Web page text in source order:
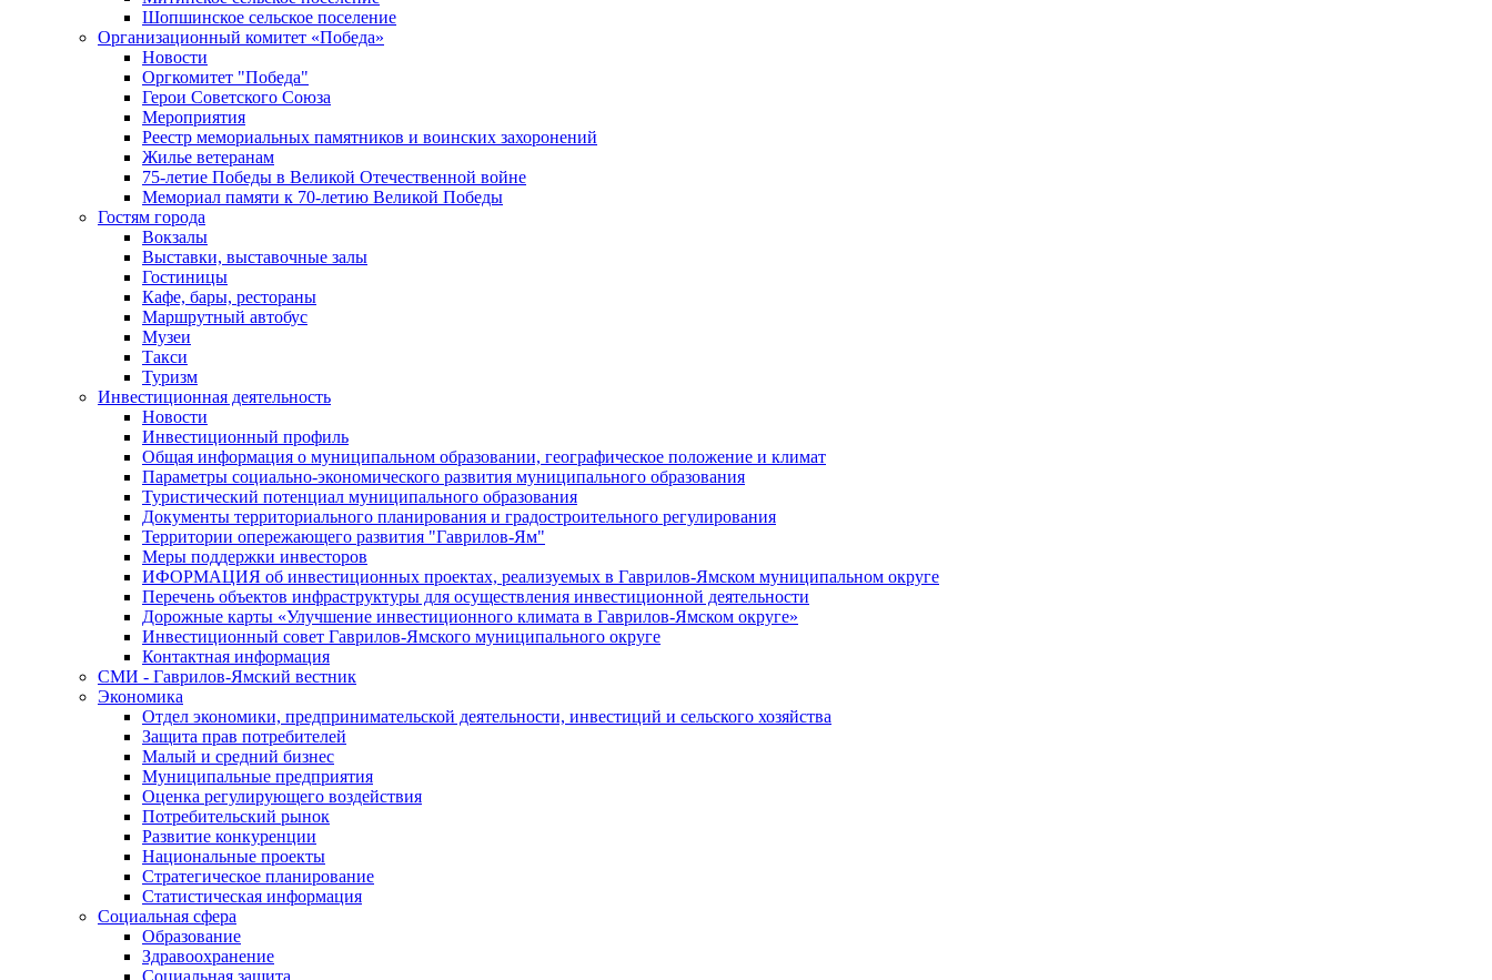
Шопшинское сельское поселение
Организационный комитет «Победа»
Новости
Оргкомитет "Победа"
Герои Советского Союза
Мероприятия
Реестр мемориальных памятников и воинских захоронений
Жилье ветеранам
75-летие Победы в Великой Отечественной войне
Мемориал памяти к 70-летию Великой Победы
Гостям города
Вокзалы
Выставки, выставочные залы
Гостиницы
Кафе, бары, рестораны
Маршрутный автобус
Музеи
Такси
Туризм
Инвестиционная деятельность
Новости
Инвестиционный профиль
Общая информация о муниципальном образовании, географическое положение и климат
Параметры социально-экономического развития муниципального образования
Туристический потенциал муниципального образования
Документы территориального планирования и градостроительного регулирования
Территории опережающего развития "Гаврилов-Ям"
Меры поддержки инвесторов
ИФОРМАЦИЯ об инвестиционных проектах, реализуемых в Гаврилов-Ямском муниципальном округе
Перечень объектов инфраструктуры для осуществления инвестиционной деятельности
Дорожные карты «Улучшение инвестиционного климата в Гаврилов-Ямском округе»
Инвестиционный совет Гаврилов-Ямского муниципального округе
Контактная информация
СМИ - Гаврилов-Ямский вестник
Экономика
Отдел экономики, предпринимательской деятельности, инвестиций и сельского хозяйства
Защита прав потребителей
Малый и средний бизнес
Муниципальные предприятия
Оценка регулирующего воздействия
Потребительский рынок
Развитие конкуренции
Национальные проекты
Стратегическое планирование
Статистическая информация
Социальная сфера
Образование
Здравоохранение
Социальная защита